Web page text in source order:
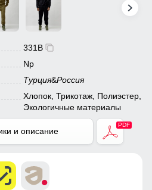
331B
Np
Турция&Россия
Хлопок, Трикотаж, Полиэстер,
Экологичные материалы
и описание